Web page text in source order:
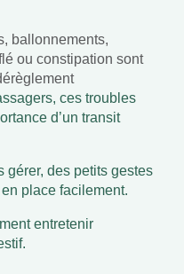
ballonnements,
ou constipation sont
ces troubles
d’un transit
des petits gestes
place facilement.
entretenir